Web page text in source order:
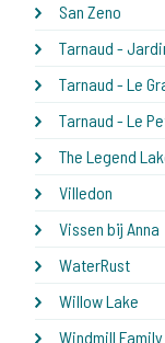
San Zeno
Tarnaud -
Tarnaud - Le
Tarnaud - Le
The Legend
Villedon
Vissen bij Anna
WaterRust
Willow Lake
Windmill